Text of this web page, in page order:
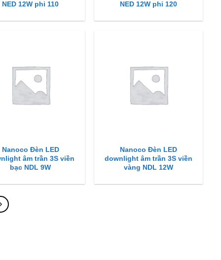
NED 12W phi 110 NED 12W phi 120
Nanoco Đèn LED
âm trần 3S viền
bạc NDL 9W
Nanoco Đèn LED
downlight âm trần 3S viền
vàng NDL 12W